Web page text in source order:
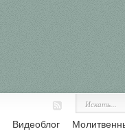
Видеоблог